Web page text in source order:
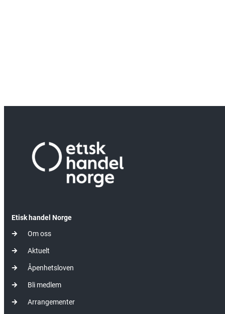
Etisk handel Norge
Om oss
Aktuelt
Åpenhetsloven
Bli medlem
Arrangementer